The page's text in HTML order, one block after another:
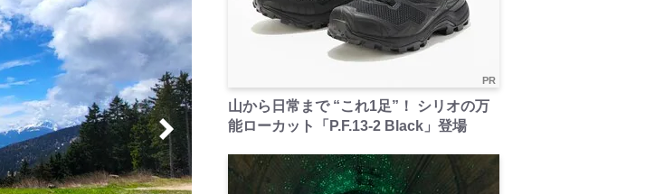
PR
山から日常まで “これ1足”！ シリオの万
能ローカット「P.F.13-2 Black」登場